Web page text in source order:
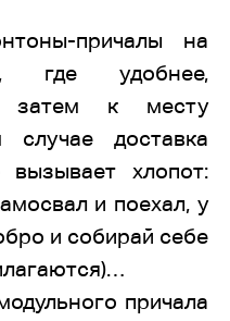
причалы на
где удобнее,
затем к месту
доставка
вызывает хлопот:
и поехал, у
и собирай себе
причала